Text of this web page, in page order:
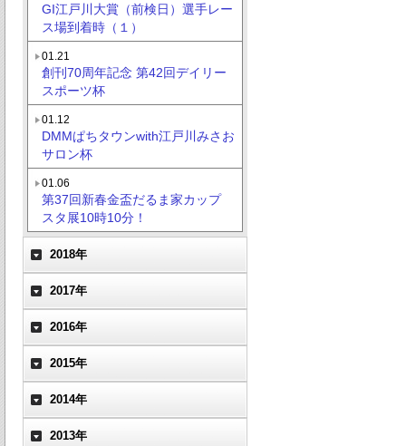
GI江戸川大賞（前検日）選手レー
ス場到着時（１）
01.21
創刊70周年記念 第42回デイリー
スポーツ杯
01.12
DMMぱちタウンwith江戸川みさお
サロン杯
01.06
第37回新春金盃だるま家カップ
スタ展10時10分！
2018年
2017年
2016年
2015年
2014年
2013年